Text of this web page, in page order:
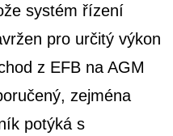
systém řízení
pro určitý výkon
z EFB na AGM
zejména
potýká s